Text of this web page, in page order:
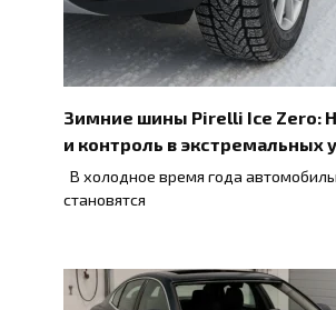
Зимние шины Pirelli Ice Zero:
и контроль в экстремальных
В холодное время года
становятся